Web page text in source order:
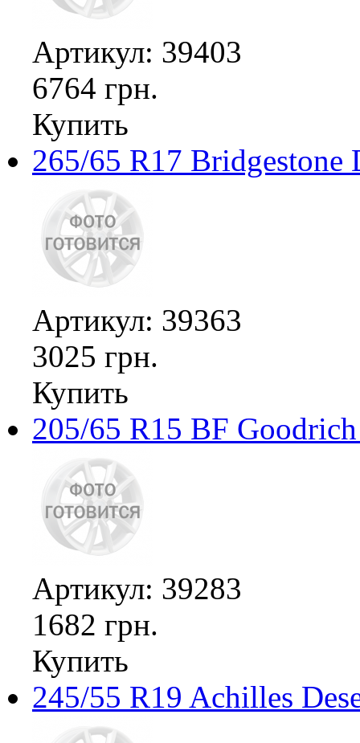
Артикул: 39403
6764 грн.
Купить
265/65 R17
Артикул: 39363
3025 грн.
Купить
205/65 R15 BF
Артикул: 39283
1682 грн.
Купить
245/55 R19 Achilles